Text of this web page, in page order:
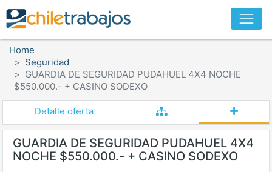
Home
Seguridad
GUARDIA DE SEGURIDAD PUDAHUEL 4X4 NOCHE
$550.000.- + CASINO SODEXO
Detalle oferta
GUARDIA DE SEGURIDAD PUDAHUEL 4X4
NOCHE $550.000.- + CASINO SODEXO